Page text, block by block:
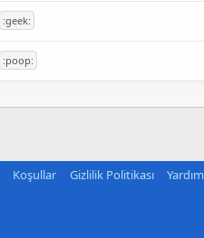
:geek:
:poop:
Koşullar Gizlilik Politikası Yardım